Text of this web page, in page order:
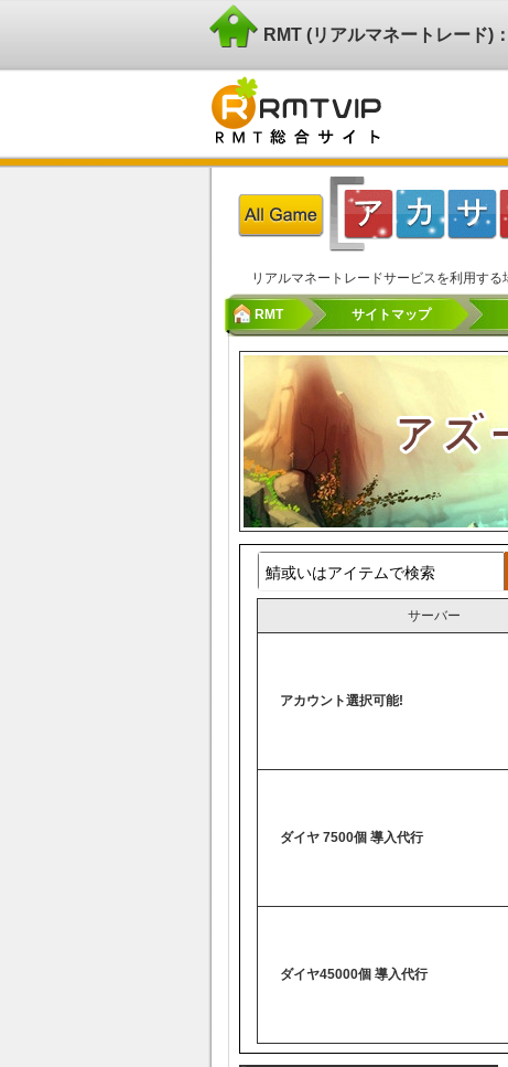
RMT (リアルマネートレード)
リアルマネートレードサービスを利用す
RMT サイトマップ
サーバー
アカウント選択可能!
ダイヤ 7500個 導入代行
ダイヤ45000個 導入代行